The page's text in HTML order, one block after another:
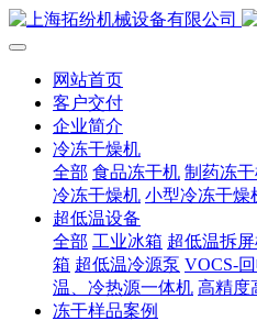
网站首页
客户交付
企业简介
冷冻干燥机
全部 食品冻干机 制药冻
冷冻干燥机 小型冷冻干燥
超低温设备
全部 工业冰箱 超低温拆
箱 超低温冷源泵 VOCS-
温、冷热源一体机 高精度
冻干样品案例